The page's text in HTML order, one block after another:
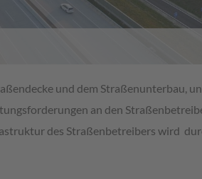
und dem
an den
des Straßenbetreibers wird